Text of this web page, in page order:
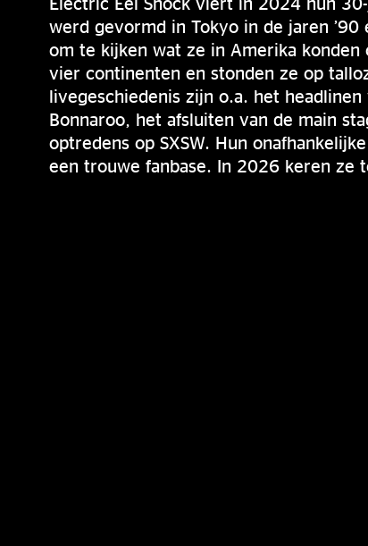
werd gevormd in Tokyo in de jaren
om te kijken wat ze in Amerika konden
vier continenten en stonden ze op
livegeschiedenis zijn o.a. het headlinen
Bonnaroo, het afsluiten van de main
optredens op SXSW. Hun
een trouwe fanbase. In 2026 keren ze